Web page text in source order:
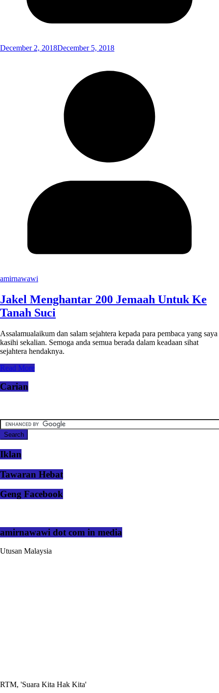
December 2, 2018December 5, 2018
amirnawawi
Jakel Menghantar 200 Jemaah Untuk Ke
Tanah Suci
Assalamualaikum dan salam sejahtera kepada para pembaca yang saya
kasihi sekalian. Semoga anda semua berada dalam keadaan sihat
sejahtera hendaknya.
Read More
Carian
Iklan
Tawaran Hebat
Geng Facebook
amirnawawi dot com in media
Utusan Malaysia
RTM, 'Suara Kita Hak Kita'